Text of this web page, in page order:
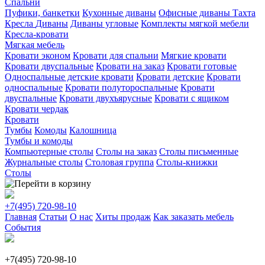
Спальни
Пуфики, банкетки Кухонные диваны Офисные диваны Тахта
Кресла Диваны Диваны угловые Комплекты мягкой мебели
Кресла-кровати
Мягкая мебель
Кровати эконом Кровати для спальни Мягкие кровати
Кровати двуспальные Кровати на заказ Кровати готовые
Односпальные детские кровати Кровати детские Кровати
односпальные Кровати полутороспальные Кровати
двуспальные Кровати двухъярусные Кровати с ящиком
Кровати чердак
Кровати
Тумбы Комоды Калошница
Тумбы и комоды
Компьютерные столы Столы на заказ Столы письменные
Журнальные столы Столовая группа Столы-книжки
Столы
+7(495) 720-98-10
Главная Статьи О нас Хиты продаж Как заказать мебель
События
+7(495) 720-98-10